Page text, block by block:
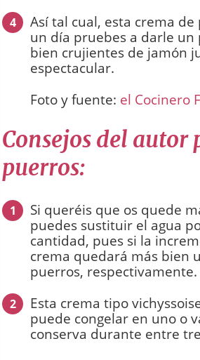
4
Así tal cual, esta crema
un día pruebes a darle
bien crujientes de jamón
espectacular.
Foto y fuente: el Cocinero
Consejos del autor
puerros:
1
Si queréis que os quede
puedes sustituir el agua
cantidad, pues si la
crema quedará más bien
puerros, respectivamente.
2
Esta crema tipo
puede congelar en uno o
conserva durante entre